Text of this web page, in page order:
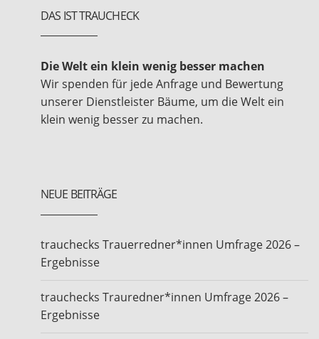
DAS IST TRAUCHECK
Die Welt ein klein wenig besser machen
Wir spenden für jede Anfrage und Bewertung
unserer Dienstleister Bäume, um die Welt ein
klein wenig besser zu machen.
NEUE BEITRÄGE
trauchecks Trauerredner*innen Umfrage 2026 –
Ergebnisse
trauchecks Trauredner*innen Umfrage 2026 –
Ergebnisse